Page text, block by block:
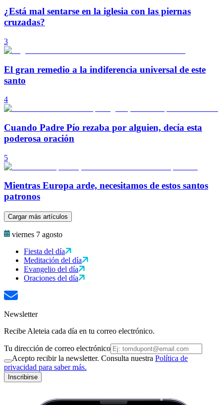
¿Está mal sentarse en la iglesia con las piernas
cruzadas?
3
El gran remedio a la indiferencia universal de este
santo
4
Cuando Padre Pío rezaba por alguien, decía esta
poderosa oración
5
Mientras Europa arde, necesitamos de estos santos
patronos
Cargar más artículos
viernes 7 agosto
Fiesta del día
Meditación del día
Evangelio del día
Oraciones del día
Newsletter
Recibe Aleteia cada día en tu correo electrónico.
Tu dirección de correo electrónico
Acepto recibir la newsletter. Consulta nuestra Política de
privacidad para saber más.
Inscribirse